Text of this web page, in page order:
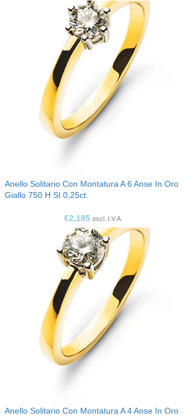
Anello Solitario Con Montatura A 6 Anse In Oro
Giallo 750 H SI 0,25ct.
€2,185 escl. I.V.A.
Anello Solitario Con Montatura A 4 Anse In Oro